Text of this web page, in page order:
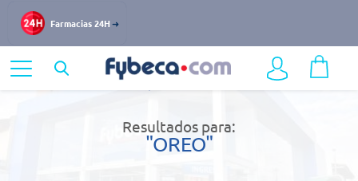
Farmacias 24H
Resultados de búsqueda
Resultados para:
"OREO"